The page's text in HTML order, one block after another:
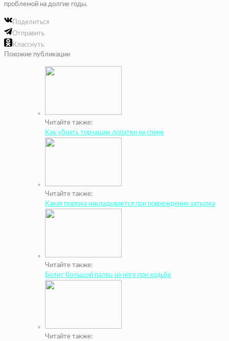
проблемой на долгие годы.
Поделиться
Отправить
Класснуть
Похожие публикации
Читайте также:
Как убрать торчащие лопатки на спине
Читайте также:
Какая повязка накладывается при повреждении затылка
Читайте также:
Болит большой палец на ноге при ходьбе
Читайте также: